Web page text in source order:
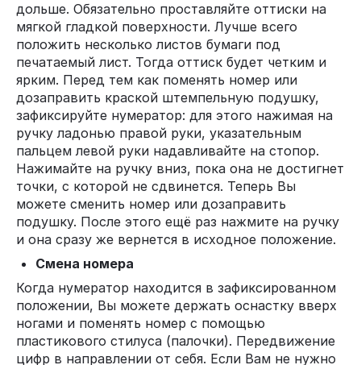
дольше. Обязательно проставляйте оттиски на
мягкой гладкой поверхности. Лучше всего
положить несколько листов бумаги под
печатаемый лист. Тогда оттиск будет четким и
ярким. Перед тем как поменять номер или
дозаправить краской штемпельную подушку,
зафиксируйте нумератор: для этого нажимая на
ручку ладонью правой руки, указательным
пальцем левой руки надавливайте на стопор.
Нажимайте на ручку вниз, пока она не достигнет
точки, с которой не сдвинется. Теперь Вы
можете сменить номер или дозаправить
подушку. После этого ещё раз нажмите на ручку
и она сразу же вернется в исходное положение.
Смена номера
Когда нумератор находится в зафиксированном
положении, Вы можете держать оснастку вверх
ногами и поменять номер с помощью
пластикового стилуса (палочки). Передвижение
цифр в направлении от себя. Если Вам не нужно